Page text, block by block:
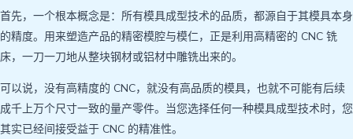
首先，一个根本概念是：所有模具成型技术的品质，都源自于其模具本身
的精度。用来塑造产品的精密模腔与模仁，正是利用高精密的 CNC 铣
床，一刀一刀地从整块钢材或铝材中雕铣出来的。
可以说，没有高精度的 CNC，就没有高品质的模具，也就不可能有后续
成千上万个尺寸一致的量产零件。当您选择任何一种模具成型技术时，您
其实已经间接受益于 CNC 的精准性。